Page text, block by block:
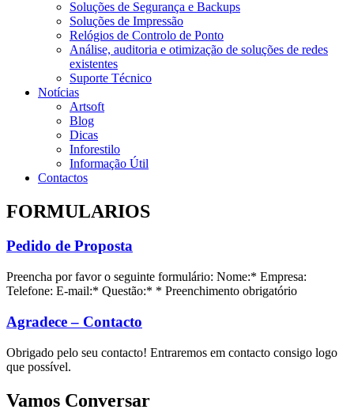
Soluções de Segurança e Backups
Soluções de Impressão
Relógios de Controlo de Ponto
Análise, auditoria e otimização de soluções de redes
existentes
Suporte Técnico
Notícias
Artsoft
Blog
Dicas
Inforestilo
Informação Útil
Contactos
FORMULARIOS
Pedido de Proposta
Preencha por favor o seguinte formulário: Nome:* Empresa:
Telefone: E-mail:* Questão:* * Preenchimento obrigatório
Agradece – Contacto
Obrigado pelo seu contacto! Entraremos em contacto consigo logo
que possível.
Vamos Conversar